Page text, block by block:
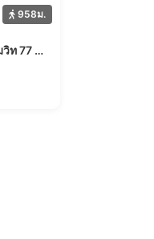
958ม.
ขายคอนโด ลุมพินี วิลล์ สุขุมวิท 77 2 Lumpini Ville